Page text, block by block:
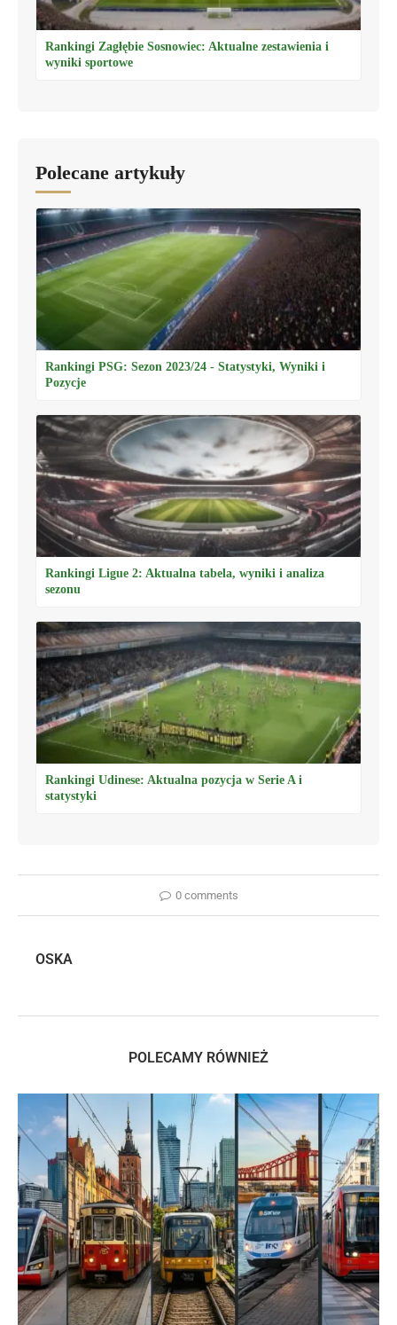
Rankingi Zagłębie Sosnowiec: Aktualne zestawienia i
wyniki sportowe
Polecane artykuły
Rankingi PSG: Sezon 2023/24 - Statystyki, Wyniki i
Pozycje
Rankingi Ligue 2: Aktualna tabela, wyniki i analiza
sezonu
Rankingi Udinese: Aktualna pozycja w Serie A i
statystyki
0 comments
OSKA
POLECAMY RÓWNIEŻ